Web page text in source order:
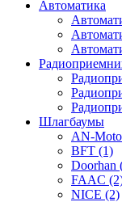
Автоматика
Шлагбаумы
AN-
BFT (1)
Doorhan
FAAC
NICE (2)